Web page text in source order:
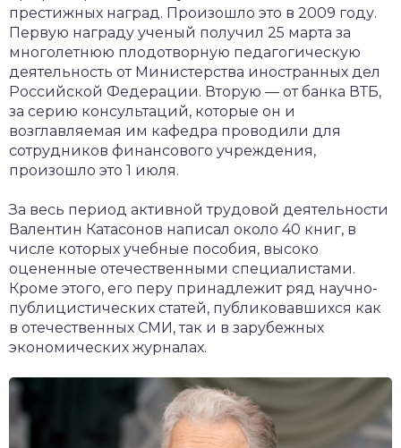
престижных наград. Произошло это в 2009 году.
Первую награду ученый получил 25 марта за
многолетнюю плодотворную педагогическую
деятельность от Министерства иностранных дел
Российской Федерации. Вторую — от банка ВТБ,
за серию консультаций, которые он и
возглавляемая им кафедра проводили для
сотрудников финансового учреждения,
произошло это 1 июля.
За весь период активной трудовой деятельности
Валентин Катасонов написал около 40 книг, в
числе которых учебные пособия, высоко
оцененные отечественными специалистами.
Кроме этого, его перу принадлежит ряд научно-
публицистических статей, публиковавшихся как
в отечественных СМИ, так и в зарубежных
экономических журналах.